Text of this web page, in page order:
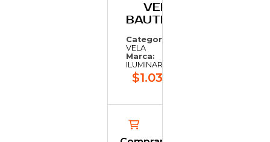
VELA
BAUTISMO
Categoría:
VELA
Marca:
ILUMINARTE
$1.031,25